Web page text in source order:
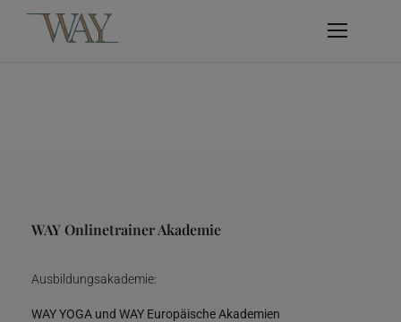
WAY Onlinetrainer Akademie
Ausbildungsakademie:
WAY YOGA und WAY Europäische Akademien